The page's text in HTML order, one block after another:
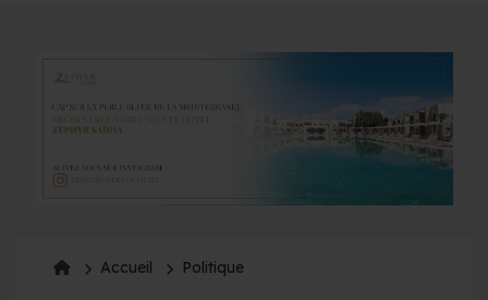
Accueil Politique